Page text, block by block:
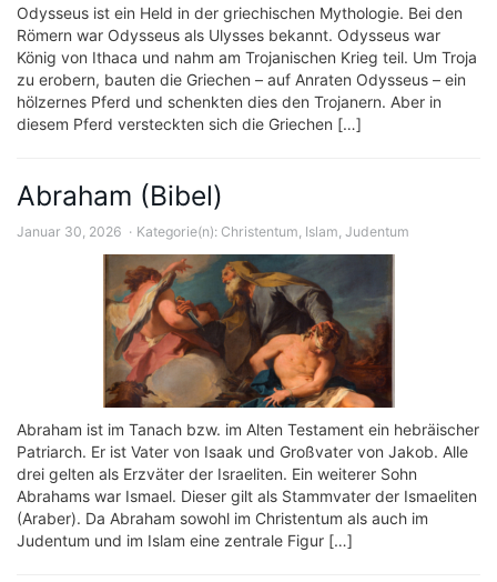
Odysseus ist ein Held in der griechischen Mythologie. Bei den
Römern war Odysseus als Ulysses bekannt. Odysseus war
König von Ithaca und nahm am Trojanischen Krieg teil. Um Troja
zu erobern, bauten die Griechen – auf Anraten Odysseus – ein
hölzernes Pferd und schenkten dies den Trojanern. Aber in
diesem Pferd versteckten sich die Griechen […]
Abraham (Bibel)
Januar 30, 2026 Kategorie(n): Christentum, Islam, Judentum
Abraham ist im Tanach bzw. im Alten Testament ein hebräischer
Patriarch. Er ist Vater von Isaak und Großvater von Jakob. Alle
drei gelten als Erzväter der Israeliten. Ein weiterer Sohn
Abrahams war Ismael. Dieser gilt als Stammvater der Ismaeliten
(Araber). Da Abraham sowohl im Christentum als auch im
Judentum und im Islam eine zentrale Figur […]